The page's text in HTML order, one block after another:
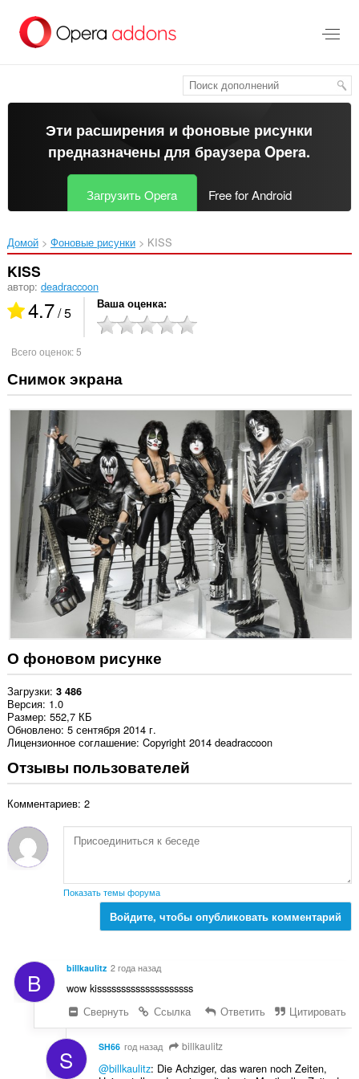
перейти
Эти расширения и фоновые рисунки
предназначены длябраузера Opera.
Загрузить Opera Free for Android
Домой Фоновые рисунки KISS‎
KISS
автор: deadraccoon
4.7/ 5 Ваша оценка
Всего оценок:5
Снимок экрана
О фоновом рисунке
Загрузки 3 486
Версия 1.0
Размер 552,7 КБ
Обновлено 5 сентября 2014 г.
Лицензионное соглашение Copyright 2014 deadraccoon
Отзывы пользователей
Комментариев: 2
Показать темы форума
Войдите, чтобы опубликовать комментарий
B billkaulitz 2 года назад
wow kissssssssssssssssssss
Свернуть
Ссылка Ответить Цитировать
S SH66 год назад billkaulitz
@billkaulitz: Die Achziger, das waren noch Zeiten,